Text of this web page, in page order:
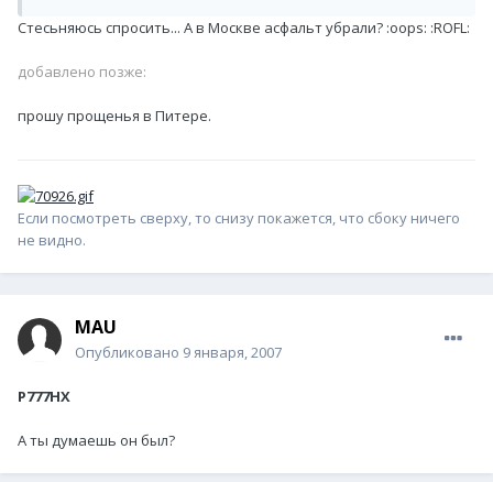
Стесьняюсь спросить... А в Москве асфальт убрали? :oops: :ROFL:
добавлено позже:
прошу прощенья в Питере.
Если посмотреть сверху, то снизу покажется, что сбоку ничего
не видно.
MAU
Опубликовано 9 января, 2007
P777HX
А ты думаешь он был?